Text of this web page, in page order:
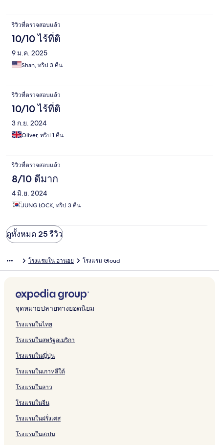
รีวิวที่ตรวจสอบแล้ว
10/10 ไร้ที่ติ
9 ม.ค. 2025
Shan, ทริป 3 คืน
รีวิวที่ตรวจสอบแล้ว
10/10 ไร้ที่ติ
3 ก.ย. 2024
Oliver, ทริป 1 คืน
รีวิวที่ตรวจสอบแล้ว
8/10 ดีมาก
4 มิ.ย. 2024
JUNG LOCK, ทริป 3 คืน
ดูทั้งหมด 25 รีวิว
โรงแรมใน ฮานอย โรงแรม Gloud
จุดหมายปลายทางยอดนิยม
โรงแรมในไทย
โรงแรมในสหรัฐอเมริกา
โรงแรมในญี่ปุ่น
โรงแรมในเกาหลีใต้
โรงแรมในลาว
โรงแรมในจีน
โรงแรมในฝรั่งเศส
โรงแรมในสเปน